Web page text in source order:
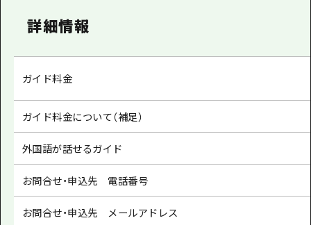
詳細情報
ガイド料金
ガイド料金について（補足）
外国語が話せるガイド
お問合せ・申込先 電話番号
お問合せ・申込先 メールアドレス